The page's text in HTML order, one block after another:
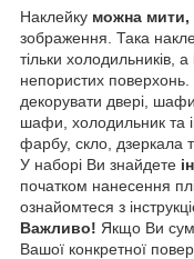
Наклейку можна мити,
зображення. Така
тільки холодильників,
непористих
декорувати двері,
шафи, холодильник та
фарбу, скло, дзеркала
У наборі Ви знайдете
початком нанесення
ознайомтеся з
Важливо! Якщо Ви
Вашої конкретної